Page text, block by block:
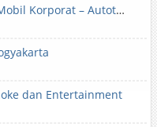
Sewa Mobil Jakarta & Sewa Mobil Korporat – Autotranz Indonesia
dan Entertainment